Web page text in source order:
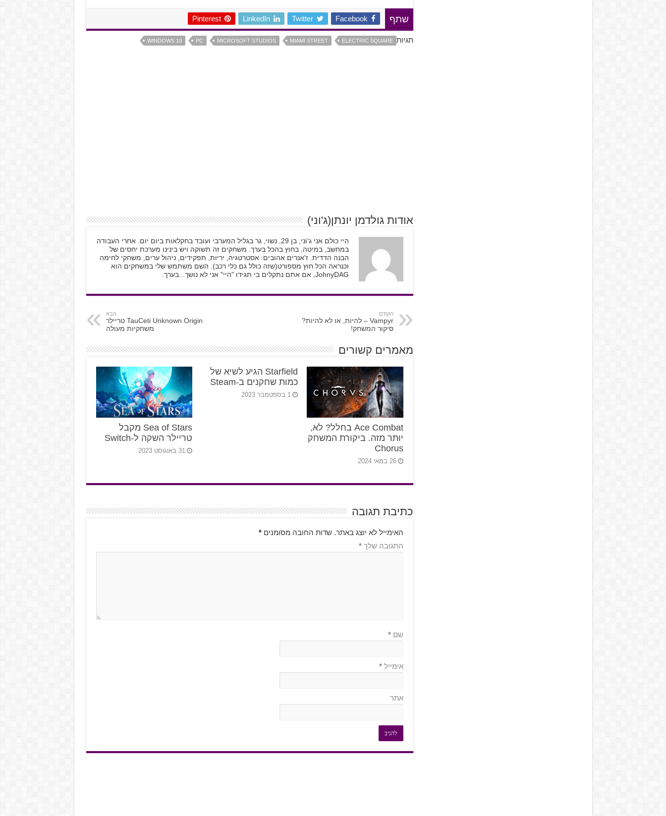
שתף Facebook
Twitter
LinkedIn
Pinterest
תגיות ELECTRIC SQUARE
MIAMI STREET
MICROSOFT STUDIOS
PC
WINDOWS 10
אודות גולדמן יונתן(ג'וני)
היי כולם אני ג'וני, בן 29, נשוי, גר בגליל המערבי ועובד בחקלאות ביום יום. אחרי העבודה
במחשב, במיטה, בחוץ בהכל בערך. משחקים זה תשוקה ויש בינינו מערכת יחסים של
הבנה הדדית. ז'אנרים אהובים: אסטרטגיה, יריות, תפקידים, ניהול ערים, משחקי לחימה
וכנראה הכל חוץ מספורט(שזה כולל גם כלי רכב). השם משתמש שלי במשחקים הוא
JohnyDAG, אם אתם נתקלים בי תגידו "היי" אני לא נושך...בערך.
הקודם
Vampyr – להיות, או לא להיות?
סיקור המשחק!
הבא
TauCeti Unknown Origin טריילר
משחקיות מעולה
מאמרים קשורים
Ace Combat בחלל? לא,
יותר מזה. ביקורת המשחק
Chorus
26 במאי 2024
Starfield הגיע לשיא של
כמות שחקנים ב-Steam
1 בספטמבר 2023
Sea of Stars מקבל
טריילר השקה ל-Switch
31 באוגוסט 2023
כתיבת תגובה
האימייל לא יוצג באתר. שדות החובה מסומנים*
התגובה שלך*
שם*
אימייל*
אתר